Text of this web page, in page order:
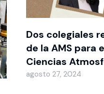
Dos colegiales
de la AMS para
Ciencias
agosto 27, 2024